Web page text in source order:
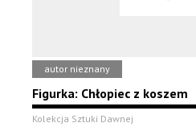
autor nieznany
Figurka: Chłopiec z koszem
Kolekcja Sztuki Dawnej